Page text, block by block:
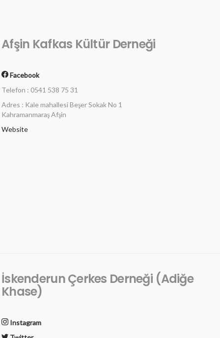
Afşin Kafkas Kültür Derneği
Facebook
Telefon : 0541 538 75 31
Adres : Kale mahallesi Beşer Sokak No 1
Kahramanmaraş Afşin
Website
İskenderun Çerkes Derneği (Adiğe
Khase)
Instagram